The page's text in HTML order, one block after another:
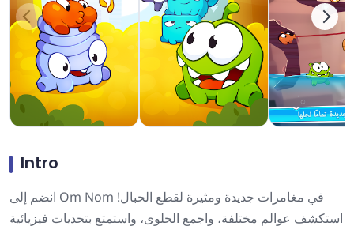
Intro
انضم إلى Om Nom في مغامرات جديدة ومثيرة لقطع الحبال!
استكشف عوالم مختلفة، واجمع الحلوى، واستمتع بتحديات فيزيائية